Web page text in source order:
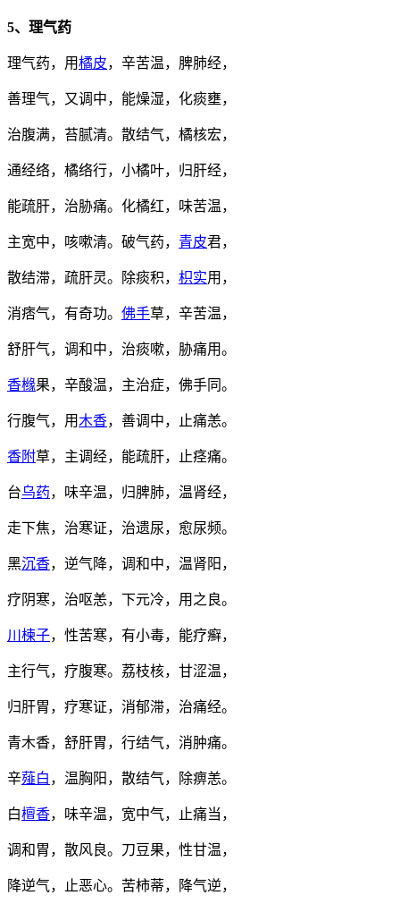
5、理气药
理气药，用橘皮，辛苦温，脾肺经，
善理气，又调中，能燥湿，化痰壅，
治腹满，苔腻清。散结气，橘核宏，
通经络，橘络行，小橘叶，归肝经，
能疏肝，治胁痛。化橘红，味苦温，
主宽中，咳嗽清。破气药， 青皮君，
散结滞，疏肝灵。除痰积， 枳实用，
消痞气，有奇功。 佛手草，辛苦温，
舒肝气，调和中，治痰嗽，胁痛用。
香橼果，辛酸温，主治症，佛手同。
行腹气，用 木香，善调中，止痛恙。
香附草，主调经，能疏肝，止痉痛。
台乌药，味辛温，归脾肺，温肾经，
走下焦，治寒证，治遗尿，愈尿频。
黑沉香，逆气降，调和中，温肾阳，
疗阴寒，治呕恙，下元冷，用之良。
川楝子，性苦寒，有小毒，能疗癣，
主行气，疗腹寒。荔枝核，甘涩温，
归肝胃，疗寒证，消郁滞，治痛经。
青木香，舒肝胃，行结气，消肿痛。
辛薤白 ，温胸阳，散结气，除痹恙。
白檀香，味辛温，宽中气，止痛当，
调和胃，散风良。刀豆果，性甘温，
降逆气，止恶心。苦柿蒂，降气逆，